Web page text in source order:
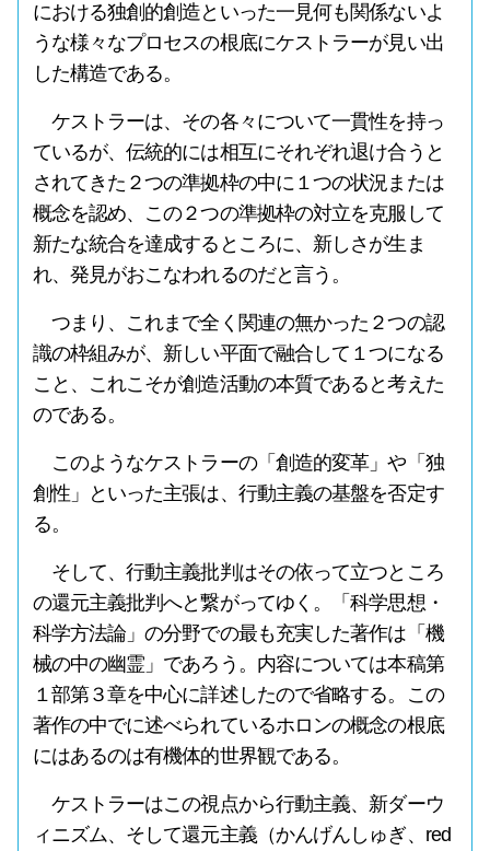
における独創的創造といった一見何も関係ないよ
うな様々なプロセスの根底にケストラーが見い出
した構造である。
ケストラーは、その各々について一貫性を持っ
ているが、伝統的には相互にそれぞれ退け合うと
されてきた２つの準拠枠の中に１つの状況または
概念を認め、この２つの準拠枠の対立を克服して
新たな統合を達成するところに、新しさが生ま
れ、発見がおこなわれるのだと言う。
つまり、これまで全く関連の無かった２つの認
識の枠組みが、新しい平面で融合して１つになる
こと、これこそが創造活動の本質であると考えた
のである。
このようなケストラーの「創造的変革」や「独
創性」といった主張は、行動主義の基盤を否定す
る。
そして、行動主義批判はその依って立つところ
の還元主義批判へと繋がってゆく。「科学思想・
科学方法論」の分野での最も充実した著作は「機
械の中の幽霊」であろう。内容については本稿第
１部第３章を中心に詳述したので省略する。この
著作の中でに述べられているホロンの概念の根底
にはあるのは有機体的世界観である。
ケストラーはこの視点から行動主義、新ダーウ
ィニズム、そして還元主義（かんげんしゅぎ、red